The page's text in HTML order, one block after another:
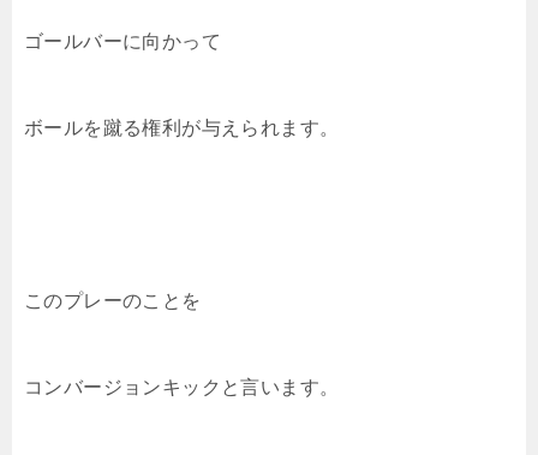
ゴールバーに向かって
ボールを蹴る権利が与えられます。
このプレーのことを
コンバージョンキックと言います。